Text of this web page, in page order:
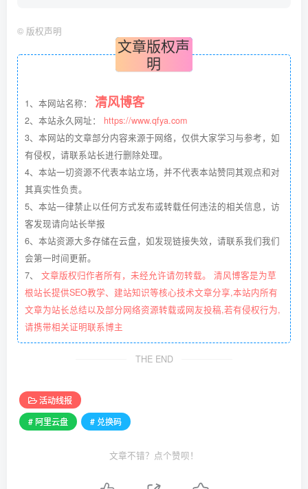
© 版权声明
文章版权声
明
1、本网站名称： 清风博客
2、本站永久网址： https://www.qfya.com
3、本网站的文章部分内容来源于网络，仅供大家学习与参考，如
有侵权，请联系站长进行删除处理。
4、本站一切资源不代表本站立场，并不代表本站赞同其观点和对
其真实性负责。
5、本站一律禁止以任何方式发布或转载任何违法的相关信息，访
客发现请向站长举报
6、本站资源大多存储在云盘，如发现链接失效，请联系我们我们
会第一时间更新。
7、 文章版权归作者所有，未经允许请勿转载。 清风博客是为草
根站长提供SEO教学、建站知识等核心技术文章分享,本站内所有
文章为站长总结以及部分网络资源转载或网友投稿,若有侵权行为,
请携带相关证明联系博主
THE END
活动线报
# 阿里云盘
# 兑换码
文章不错？点个赞呗！